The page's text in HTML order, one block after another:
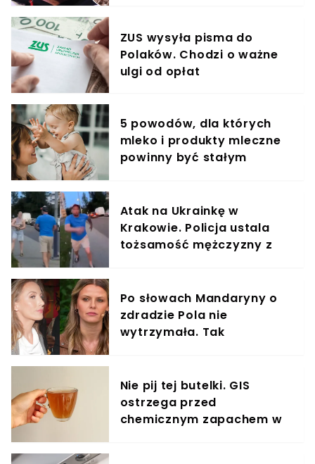
ZUS wysyła pisma do
Polaków. Chodzi o ważne
ulgi od opłat
5 powodów, dla których
mleko i produkty mleczne
powinny być stałym
Atak na Ukrainkę w
Krakowie. Policja ustala
tożsamość mężczyzny z
Po słowach Mandaryny o
zdradzie Pola nie
wytrzymała. Tak
Nie pij tej butelki. GIS
ostrzega przed
chemicznym zapachem w